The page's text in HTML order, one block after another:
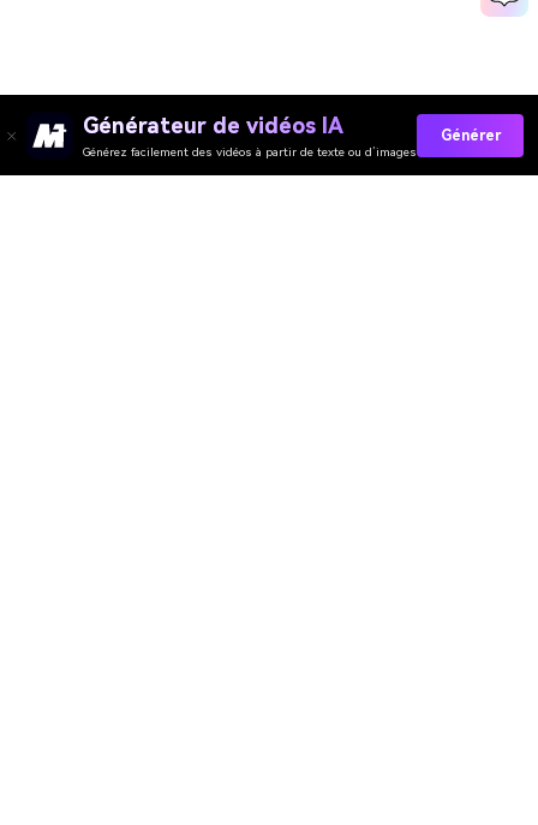
Générateur de vidéos IA
Générez facilement des vidéos à partir de texte ou d’images
Générer